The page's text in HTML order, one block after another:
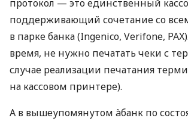
протокол — это единственный
поддерживающий сочетание со
в парке банка (Ingenico, Verifone,
время, не нужно печатать чеки с
случае реализации печатания
на кассовом принтере).
А в вышеупомянутом àбанк по